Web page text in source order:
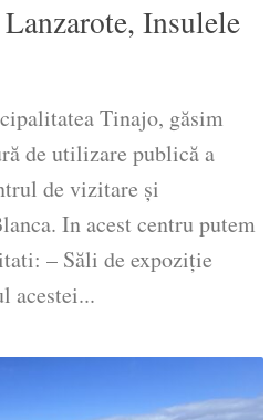
Insulele
Tinajo, găsim
de utilizare publică a
de vizitare și
In acest centru putem
– Săli de expoziție
acestei...